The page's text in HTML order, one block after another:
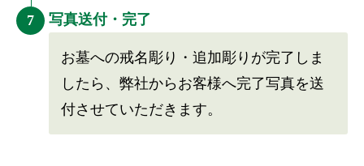
7 写真送付・完了
お墓への戒名彫り・追加彫りが完了しま
したら、弊社からお客様へ完了写真を送
付させていただきます。